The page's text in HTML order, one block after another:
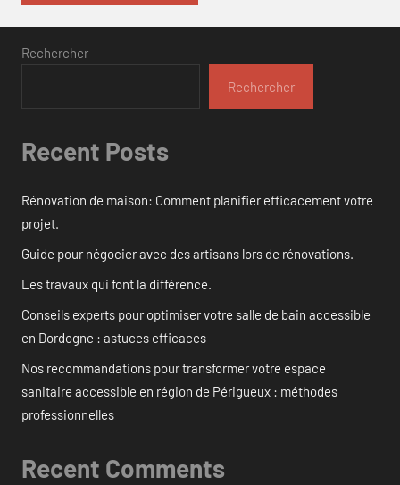
Rechercher
Rechercher
Recent Posts
Rénovation de maison: Comment planifier efficacement votre
projet.
Guide pour négocier avec des artisans lors de rénovations.
Les travaux qui font la différence.
Conseils experts pour optimiser votre salle de bain accessible
en Dordogne : astuces efficaces
Nos recommandations pour transformer votre espace
sanitaire accessible en région de Périgueux : méthodes
professionnelles
Recent Comments